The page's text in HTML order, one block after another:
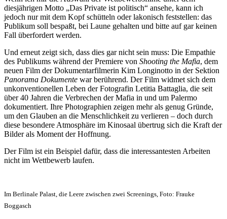
diesjährigen Motto „Das Private ist politisch“ ansehe, kann ich
jedoch nur mit dem Kopf schütteln oder lakonisch feststellen: das
Publikum soll bespaßt, bei Laune gehalten und bitte auf gar keinen
Fall überfordert werden.
Und erneut zeigt sich, dass dies gar nicht sein muss: Die Empathie
des Publikums während der Premiere von Shooting the Mafia, dem
neuen Film der Dokumentarfilmerin Kim Longinotto in der Sektion
Panorama Dokumente war berührend. Der Film widmet sich dem
unkonventionellen Leben der Fotografin Letitia Battaglia, die seit
über 40 Jahren die Verbrechen der Mafia in und um Palermo
dokumentiert. Ihre Photographien zeigen mehr als genug Gründe,
um den Glauben an die Menschlichkeit zu verlieren – doch durch
diese besondere Atmosphäre im Kinosaal übertrug sich die Kraft der
Bilder als Moment der Hoffnung.
Der Film ist ein Beispiel dafür, dass die interessantesten Arbeiten
nicht im Wettbewerb laufen.
Im Berlinale Palast, die Leere zwischen zwei Screenings, Foto: Frauke
Boggasch